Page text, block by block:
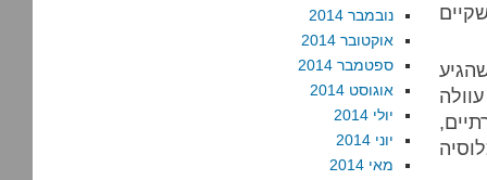
נובמבר 2014
אוקטובר 2014
ספטמבר 2014
אוגוסט 2014
יולי 2014
יוני 2014
מאי 2014